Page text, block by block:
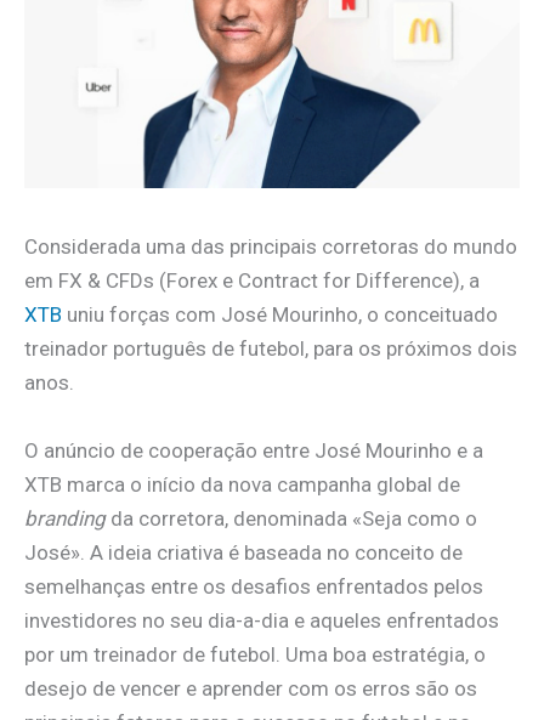
Considerada uma das principais corretoras do mundo
em FX & CFDs (Forex e Contract for Difference), a
XTB uniu forças com José Mourinho, o conceituado
treinador português de futebol, para os próximos dois
anos.
O anúncio de cooperação entre José Mourinho e a
XTB marca o início da nova campanha global de
brandingda corretora, denominada «Seja como o
José». A ideia criativa é baseada no conceito de
semelhanças entre os desafios enfrentados pelos
investidores no seu dia-a-dia e aqueles enfrentados
por um treinador de futebol. Uma boa estratégia, o
desejo de vencer e aprender com os erros são os